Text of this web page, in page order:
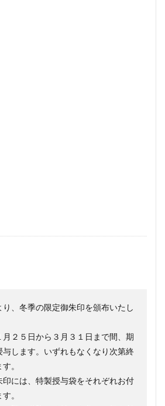
り、冬季の限定御朱印を頒布いたし
月２５日から３月３１日まで間、期
与します。いずれもなくなり次第終
。
印には、特製授与袋をそれぞれお付
。